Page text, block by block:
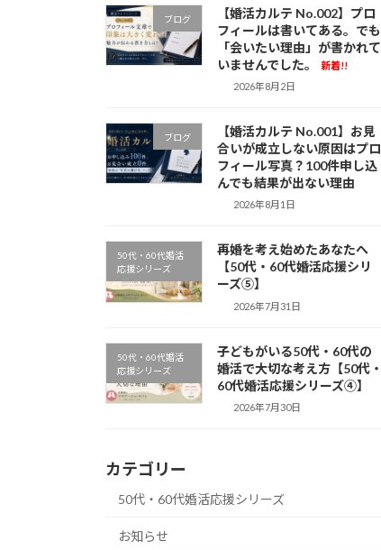
ブログ
【婚活カルテ No.002】プロ
フィールは書いてある。でも
「会いたい理由」が書かれて
いませんでした。
新着!!
2026年8月2日
ブログ
【婚活カルテ No.001】お見
合いが成立しない原因はプロ
フィール写真？100件申し込
んでも結果が出ない理由
2026年8月1日
50代・60代婚活
応援シリーズ
再婚を考え始めたあなたへ
【50代・60代婚活応援シリ
ーズ⑤】
2026年7月31日
50代・60代婚活
応援シリーズ
子どもがいる50代・60代の
婚活で大切な考え方【50代・
60代婚活応援シリーズ④】
2026年7月30日
カテゴリー
50代・60代婚活応援シリーズ
お知らせ